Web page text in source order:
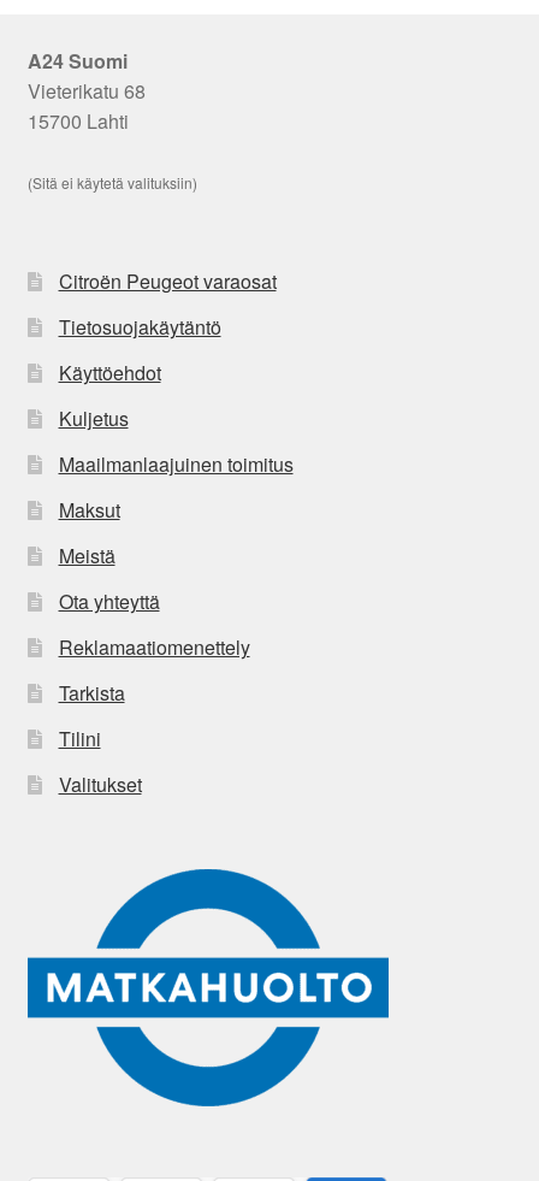
A24 Suomi
Vieterikatu 68
15700 Lahti
(Sitä ei käytetä valituksiin)
Citroën Peugeot varaosat
Tietosuojakäytäntö
Käyttöehdot
Kuljetus
Maailmanlaajuinen toimitus
Maksut
Meistä
Ota yhteyttä
Reklamaatiomenettely
Tarkista
Tilini
Valitukset